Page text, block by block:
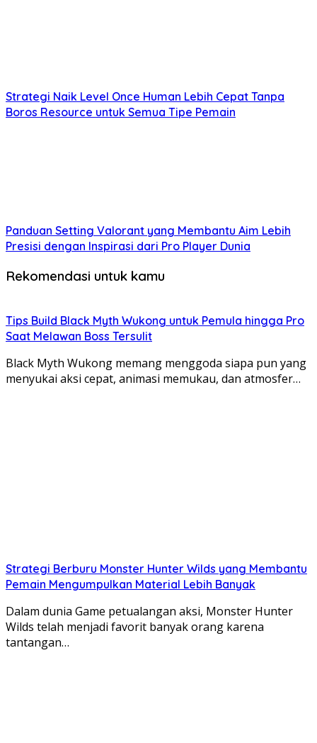
Strategi Naik Level Once Human Lebih Cepat Tanpa
Boros Resource untuk Semua Tipe Pemain
Panduan Setting Valorant yang Membantu Aim Lebih
Presisi dengan Inspirasi dari Pro Player Dunia
Rekomendasi untuk kamu
Tips Build Black Myth Wukong untuk Pemula hingga Pro
Saat Melawan Boss Tersulit
Black Myth Wukong memang menggoda siapa pun yang
menyukai aksi cepat, animasi memukau, dan atmosfer…
Strategi Berburu Monster Hunter Wilds yang Membantu
Pemain Mengumpulkan Material Lebih Banyak
Dalam dunia Game petualangan aksi, Monster Hunter
Wilds telah menjadi favorit banyak orang karena
tantangan…